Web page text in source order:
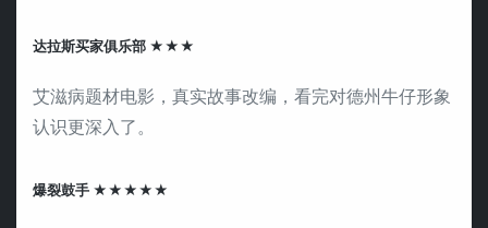
达拉斯买家俱乐部 ★★★
艾滋病题材电影，真实故事改编，看完对德州牛仔形象
认识更深入了。
爆裂鼓手 ★★★★★